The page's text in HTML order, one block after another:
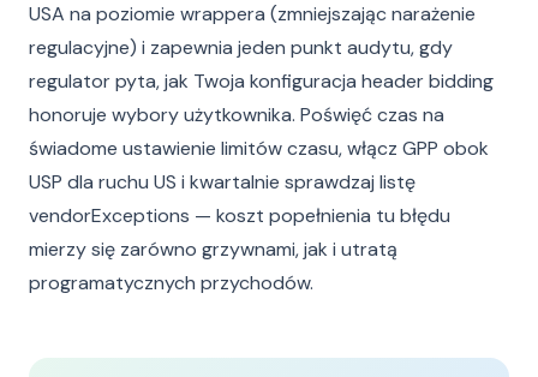
USA na poziomie wrappera (zmniejszając narażenie
regulacyjne) i zapewnia jeden punkt audytu, gdy
regulator pyta, jak Twoja konfiguracja header bidding
honoruje wybory użytkownika. Poświęć czas na
świadome ustawienie limitów czasu, włącz GPP obok
USP dla ruchu US i kwartalnie sprawdzaj listę
vendorExceptions — koszt popełnienia tu błędu
mierzy się zarówno grzywnami, jak i utratą
programatycznych przychodów.